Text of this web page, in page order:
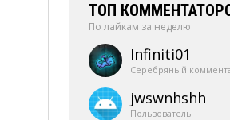
ТОП
По лайкам за неделю
Infiniti01
Серебряный
jwswnhshh
Пользователь